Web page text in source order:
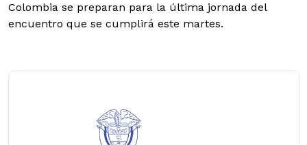
Colombia se preparan para la última jornada del
encuentro que se cumplirá este martes.